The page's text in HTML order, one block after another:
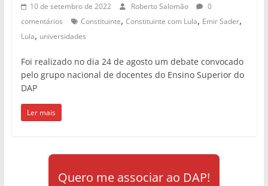
10 de setembro de 2022 Roberto Salomão
0
comentários
Constituinte, Constituinte com Lula, Emir Sader,
Lula, universidades
Foi realizado no dia 24 de agosto um debate convocado
pelo grupo nacional de docentes do Ensino Superior do
DAP
Ler mais
Quero me associar ao DAP!